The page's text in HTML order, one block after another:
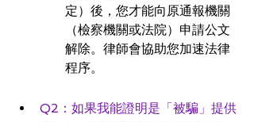
定）後，您才能向原通報機關
（檢察機關或法院）申請公文
解除。律師會協助您加速法律
程序。
Q2：如果我能證明是「被騙」提供